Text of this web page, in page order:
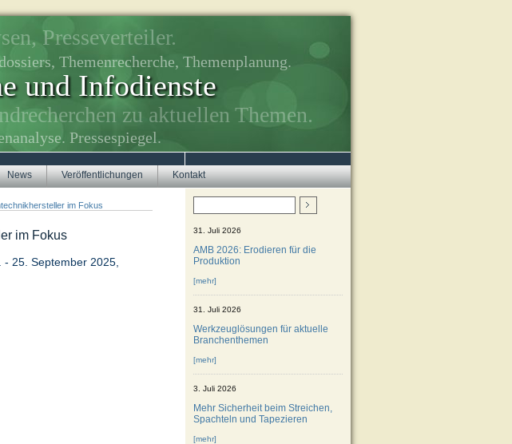
News Veröffentlichungen Kontakt
im Fokus
im Fokus
25. September 2025,
31. Juli 2026
AMB 2026: Erodieren für die
Produktion
[mehr]
31. Juli 2026
Werkzeuglösungen für aktuelle
Branchenthemen
[mehr]
3. Juli 2026
Mehr Sicherheit beim Streichen,
Spachteln und Tapezieren
[mehr]
und Infodienste
Presseverteiler.
Themenrecherche, Themenplanung.
zu aktuellen Themen.
Pressespiegel.